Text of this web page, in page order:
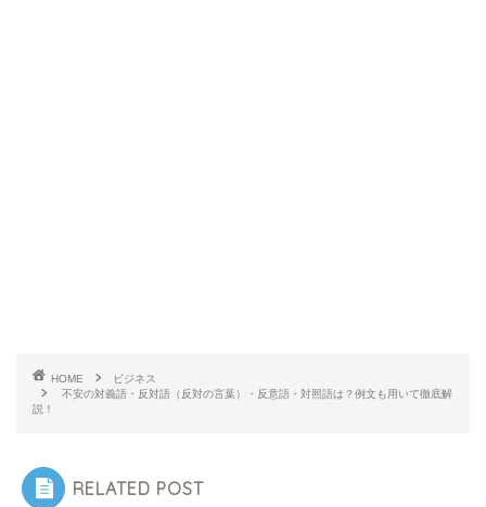
HOME
ビジネス
不安の対義語・反対語（反対の言葉）・反意語・対照語は？例文も用いて徹底解
説！
RELATED POST